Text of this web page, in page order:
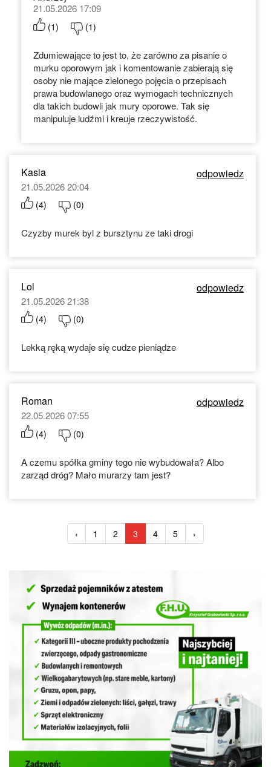
21.05.2026 17:09
(1) (1)
Zdumiewające to jest to, że zarówno za pisanie o
murku oporowym jak i komentowanie zabierają się
osoby nie mające zielonego pojęcia o przepisach
prawa budowlanego oraz wymogach technicznych
dla takich budowli jak mury oporowe. Tak się
manipuluje ludźmi i kreuje rzeczywistość.
Kasia odpowiedz
21.05.2026 20:04
(4) (0)
Czyzby murek byl z bursztynu ze taki drogi
Lol odpowiedz
21.05.2026 21:38
(4) (0)
Lekką ręką wydaje się cudze pieniądze
Roman odpowiedz
22.05.2026 07:55
(4) (0)
A czemu spółka gminy tego nie wybudowała? Albo
zarząd dróg? Mało murarzy tam jest?
‹ 1 2 3 4 5 ›